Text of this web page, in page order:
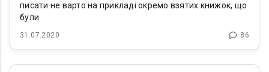
писати не варто на прикладі окремо взятих книжок, що
були
31.07.2020 86